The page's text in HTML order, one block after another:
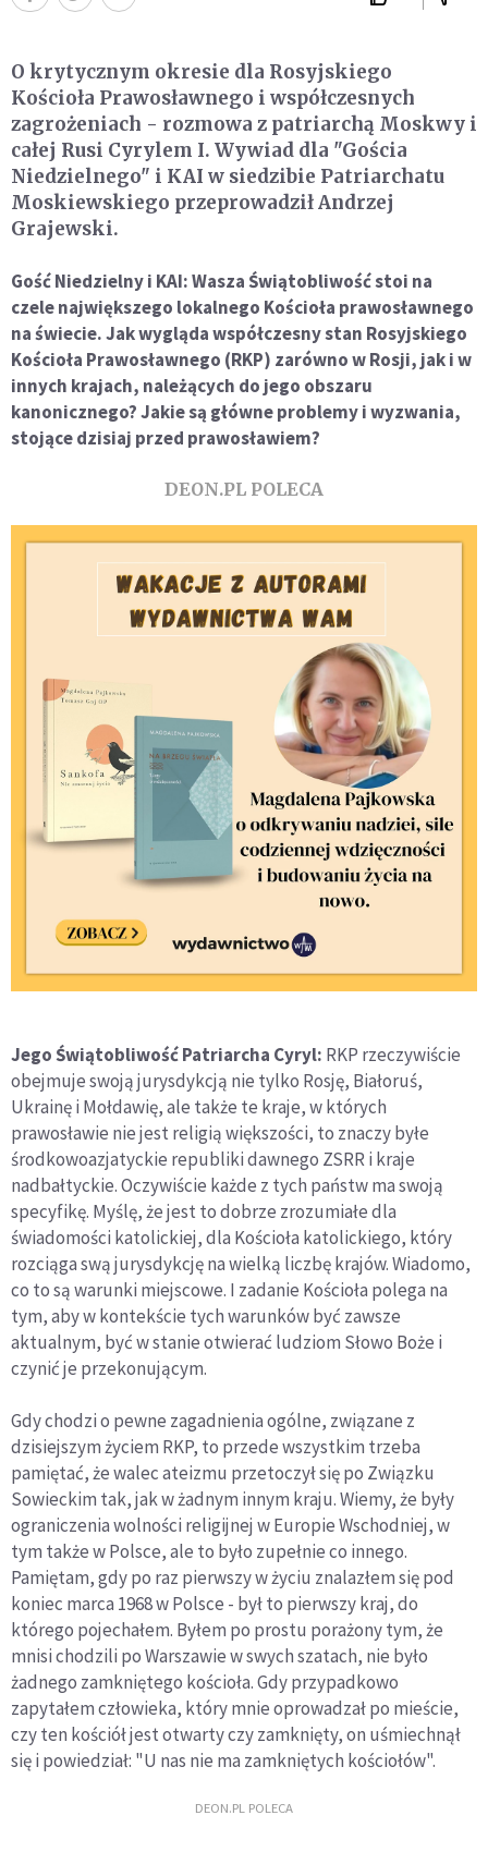
O krytycznym okresie dla Rosyjskiego
Kościoła Prawosławnego i współczesnych
zagrożeniach - rozmowa z patriarchą Moskwy i
całej Rusi Cyrylem I. Wywiad dla "Gościa
Niedzielnego" i KAI w siedzibie Patriarchatu
Moskiewskiego przeprowadził Andrzej
Grajewski.
Gość Niedzielny i KAI: Wasza Świątobliwość stoi na
czele największego lokalnego Kościoła prawosławnego
na świecie. Jak wygląda współczesny stan Rosyjskiego
Kościoła Prawosławnego (RKP) zarówno w Rosji, jak i w
innych krajach, należących do jego obszaru
kanonicznego? Jakie są główne problemy i wyzwania,
stojące dzisiaj przed prawosławiem?
DEON.PL POLECA
Jego Świątobliwość Patriarcha Cyryl: RKP rzeczywiście
obejmuje swoją jurysdykcją nie tylko Rosję, Białoruś,
Ukrainę i Mołdawię, ale także te kraje, w których
prawosławie nie jest religią większości, to znaczy byłe
środkowoazjatyckie republiki dawnego ZSRR i kraje
nadbałtyckie. Oczywiście każde z tych państw ma swoją
specyfikę. Myślę, że jest to dobrze zrozumiałe dla
świadomości katolickiej, dla Kościoła katolickiego, który
rozciąga swą jurysdykcję na wielką liczbę krajów. Wiadomo,
co to są warunki miejscowe. I zadanie Kościoła polega na
tym, aby w kontekście tych warunków być zawsze
aktualnym, być w stanie otwierać ludziom Słowo Boże i
czynić je przekonującym.
Gdy chodzi o pewne zagadnienia ogólne, związane z
dzisiejszym życiem RKP, to przede wszystkim trzeba
pamiętać, że walec ateizmu przetoczył się po Związku
Sowieckim tak, jak w żadnym innym kraju. Wiemy, że były
ograniczenia wolności religijnej w Europie Wschodniej, w
tym także w Polsce, ale to było zupełnie co innego.
Pamiętam, gdy po raz pierwszy w życiu znalazłem się pod
koniec marca 1968 w Polsce - był to pierwszy kraj, do
którego pojechałem. Byłem po prostu porażony tym, że
mnisi chodzili po Warszawie w swych szatach, nie było
żadnego zamkniętego kościoła. Gdy przypadkowo
zapytałem człowieka, który mnie oprowadzał po mieście,
czy ten kościół jest otwarty czy zamknięty, on uśmiechnął
się i powiedział: "U nas nie ma zamkniętych kościołów".
DEON.PL POLECA